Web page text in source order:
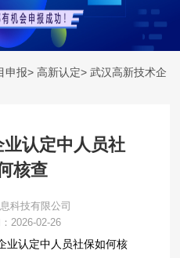
申报>高新认定> 武汉高新技术企
认定中人员社
核查
科技有限公司
2026-02-26
业认定中人员社保如何核